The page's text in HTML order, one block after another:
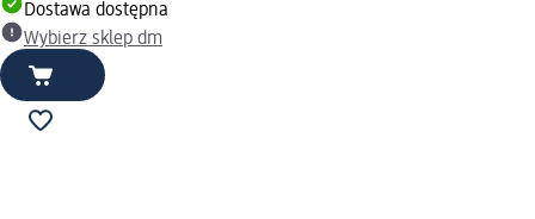
Dostawa dostępna
Wybierz sklep dm